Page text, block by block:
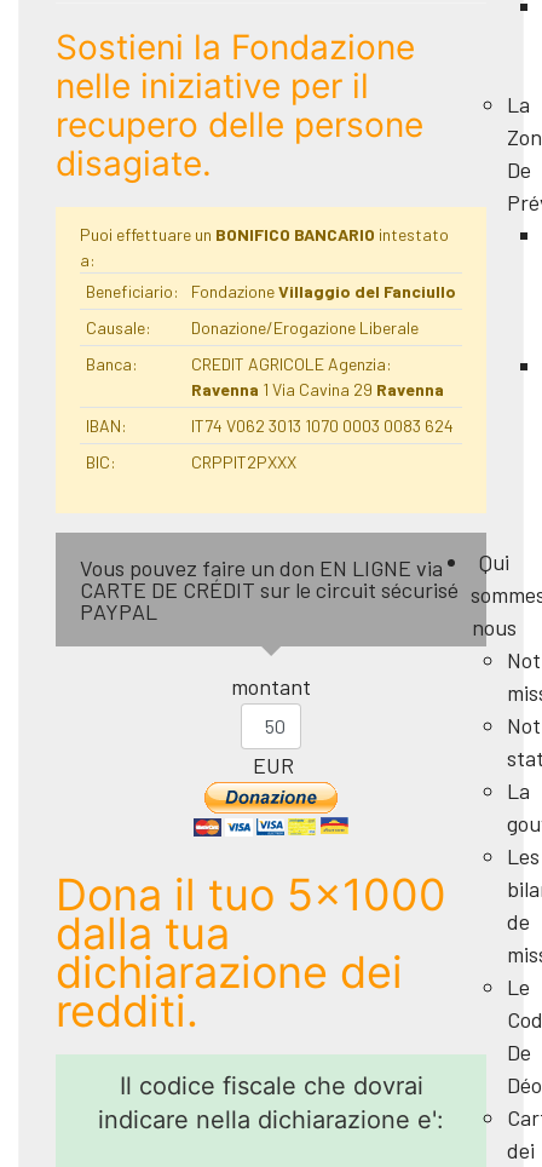
La
De
Qui
nous
La
Les
de
Le
De
dei
Sostieni la Fondazione
nelle iniziative per il
recupero delle persone
disagiate.
Puoi effettuare un BONIFICO BANCARIO intestato
a:
Beneficiario:
FondazioneVillaggio del Fanciullo
Causale:
Donazione/Erogazione Liberale
Banca:
CREDIT AGRICOLE Agenzia:
Ravenna 1 Via Cavina 29 Ravenna
IBAN:
IT74 V062 3013 1070 0003 0083 624
BIC:
CRPPIT2PXXX
Vous pouvez faire un don EN LIGNE via
CARTE DE CRÉDIT sur le circuit sécurisé
PAYPAL
montant
EUR
Dona il tuo 5x1000
dalla tua
dichiarazione dei
redditi.
Il codice fiscale che dovrai
indicare nella dichiarazione e':